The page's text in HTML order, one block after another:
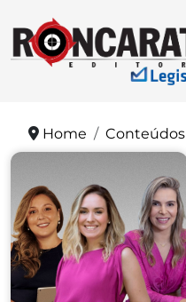
Home Conteúdos